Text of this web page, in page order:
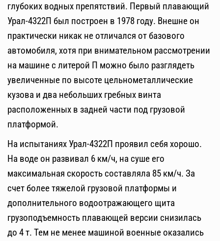
глубоких водных препятствий. Первый плавающий
Урал-4322П был построен в 1978 году. Внешне он
практически никак не отличался от базового
автомобиля, хотя при внимательном рассмотрении
на машине с литерой П можно было разглядеть
увеличенные по высоте цельнометаллические
кузова и два небольших гребных винта
расположенных в задней части под грузовой
платформой.
На испытаниях Урал-4322П проявил себя хорошо.
На воде он развивал 6 км/ч, на суше его
максимальная скорость составляла 85 км/ч. За
счет более тяжелой грузовой платформы и
дополнительного водоотражающего щита
грузоподъемность плавающей версии снизилась
до 4 т. Тем не менее машиной военные оказались